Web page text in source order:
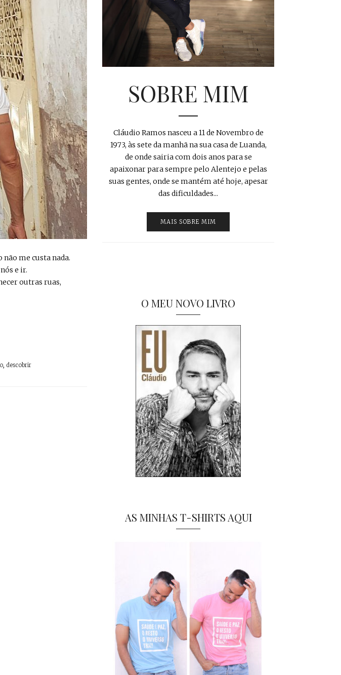
não me custa nada.
e ir.
outras ruas,
, descobrir
SOBRE MIM
Cláudio Ramos nasceu a 11 de Novembro de
1973, às sete da manhã na sua casa de Luanda,
de onde sairia com dois anos para se
apaixonar para sempre pelo Alentejo e pelas
suas gentes, onde se mantém até hoje, apesar
das dificuldades...
MAIS SOBRE MIM
O MEU NOVO LIVRO
AS MINHAS T-SHIRTS AQUI